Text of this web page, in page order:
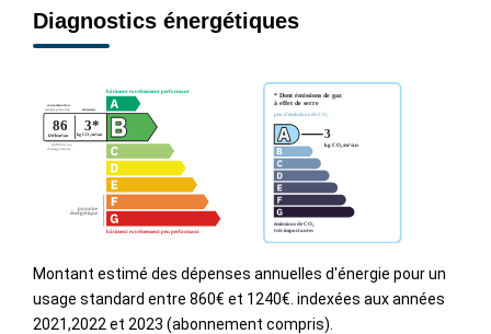
Diagnostics énergétiques
Montant estimé des dépenses annuelles d'énergie pour un
usage standard entre 860€ et 1240€. indexées aux années
2021,2022 et 2023 (abonnement compris).